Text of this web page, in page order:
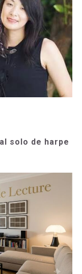
solo de harpe